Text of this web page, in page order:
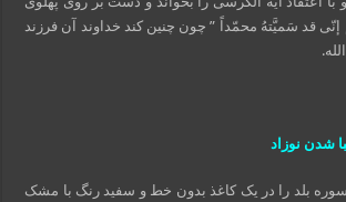
إنّی قد سَمیَّتهُ محمّداً ” چون چنین کند خداوند آن فرزند
شدن نوزاد
سوره بلد را در یک کاغذ بدون خط و سفید رنگ با مشک